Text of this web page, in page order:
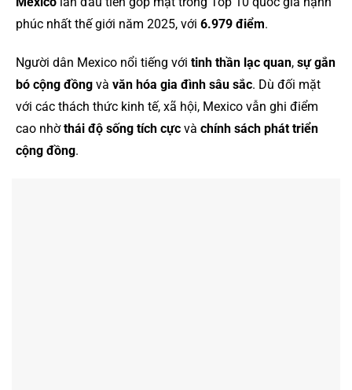
phúc nhất thế giới năm 2025, với 6.979 điểm.
Người dân Mexico nổi tiếng với tinh thần lạc quan, sự gắn
bó cộng đồng và văn hóa gia đình sâu sắc. Dù đối mặt
với các thách thức kinh tế, xã hội, Mexico vẫn ghi điểm
cao nhờthái độ sống tích cực và chính sách phát triển
cộng đồng.